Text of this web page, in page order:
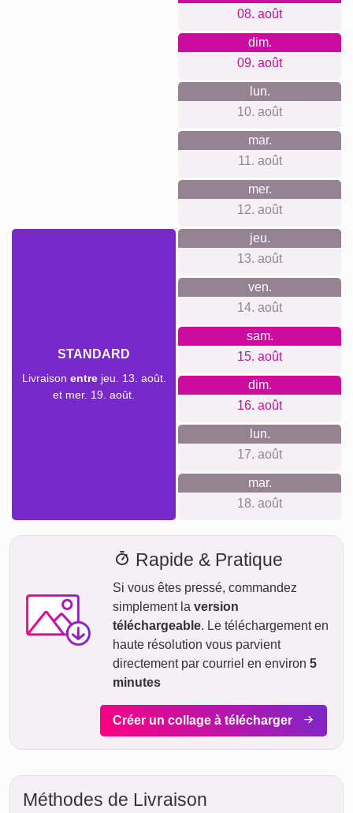
08. août
dim.
09. août
lun.
10. août
mar.
11. août
mer.
12. août
STANDARD
Livraison entrejeu. 13. août.
et mer. 19. août.
jeu.
13. août
ven.
14. août
sam.
15. août
dim.
16. août
lun.
17. août
mar.
18. août
Rapide & Pratique
Si vous êtes pressé, commandez
simplement la version
téléchargeable. Le téléchargement en
haute résolution vous parvient
directement par courriel en environ 5
minutes
Créer un collage à télécharger
Méthodes de Livraison